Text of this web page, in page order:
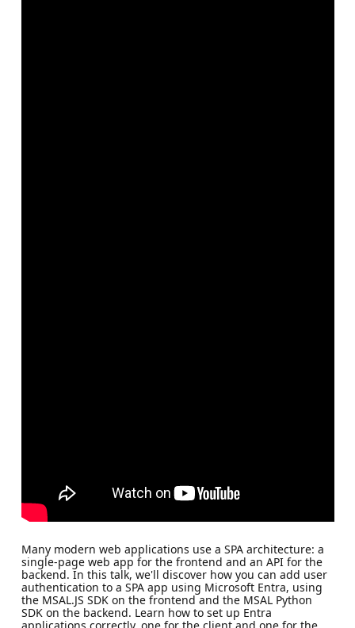
Many modern web applications use a SPA architecture: a
single-page web app for the frontend and an API for the
backend. In this talk, we'll discover how you can add user
authentication to a SPA app using Microsoft Entra, using
the MSAL.JS SDK on the frontend and the MSAL Python
SDK on the backend. Learn how to set up Entra
applications correctly, one for the client and one for the